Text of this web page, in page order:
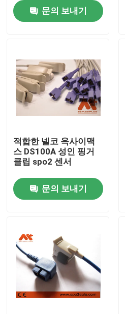
홈
회사 소개
공장 투어
품질 관리
연락처
ECG 환자케이블
참을성 있는 모니터 케이블
문의 보내기
적합한 넬코 옥사이맥
스 DS100A 성인 핑거
클립 spo2 센서
문의 보내기